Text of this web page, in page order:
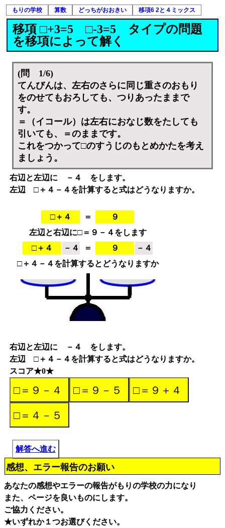
もりの学校 算数 どっちがおおきい 移項6 2と４ミックス
移項 □+3=5 □-3=5 タイプの問題
を移項によって解く
(問 1/6)
てんびんは、左右のさらに同じ重さのおもり
をのせてもおろしても、つりあったままで
す。
＝（イコール）は左右におなじ数をたしても
引いても、＝のままです。
これをつかって□のすうじのもとめかたを考え
ましょう。
右辺と左辺に －４ をします。
左辺 □＋４－４を計算すると式はどうなりますか。
□＋４ ＝
９
左辺と右辺に□＝９－４をします
□＋４
－４ ＝ ９
－４
□＋４－４を計算するとどうなりますか
右辺と左辺に －４ をします。
左辺 □＋４－４を計算すると式はどうなりますか。
スコア★0★
解答へ進む
感想、エラー報告のお願い
あなたの感想やエラーの報告がもりの学校の力になり
また、ページを良いものにします。
ご協力ください。
★いずれか１つお選びください。